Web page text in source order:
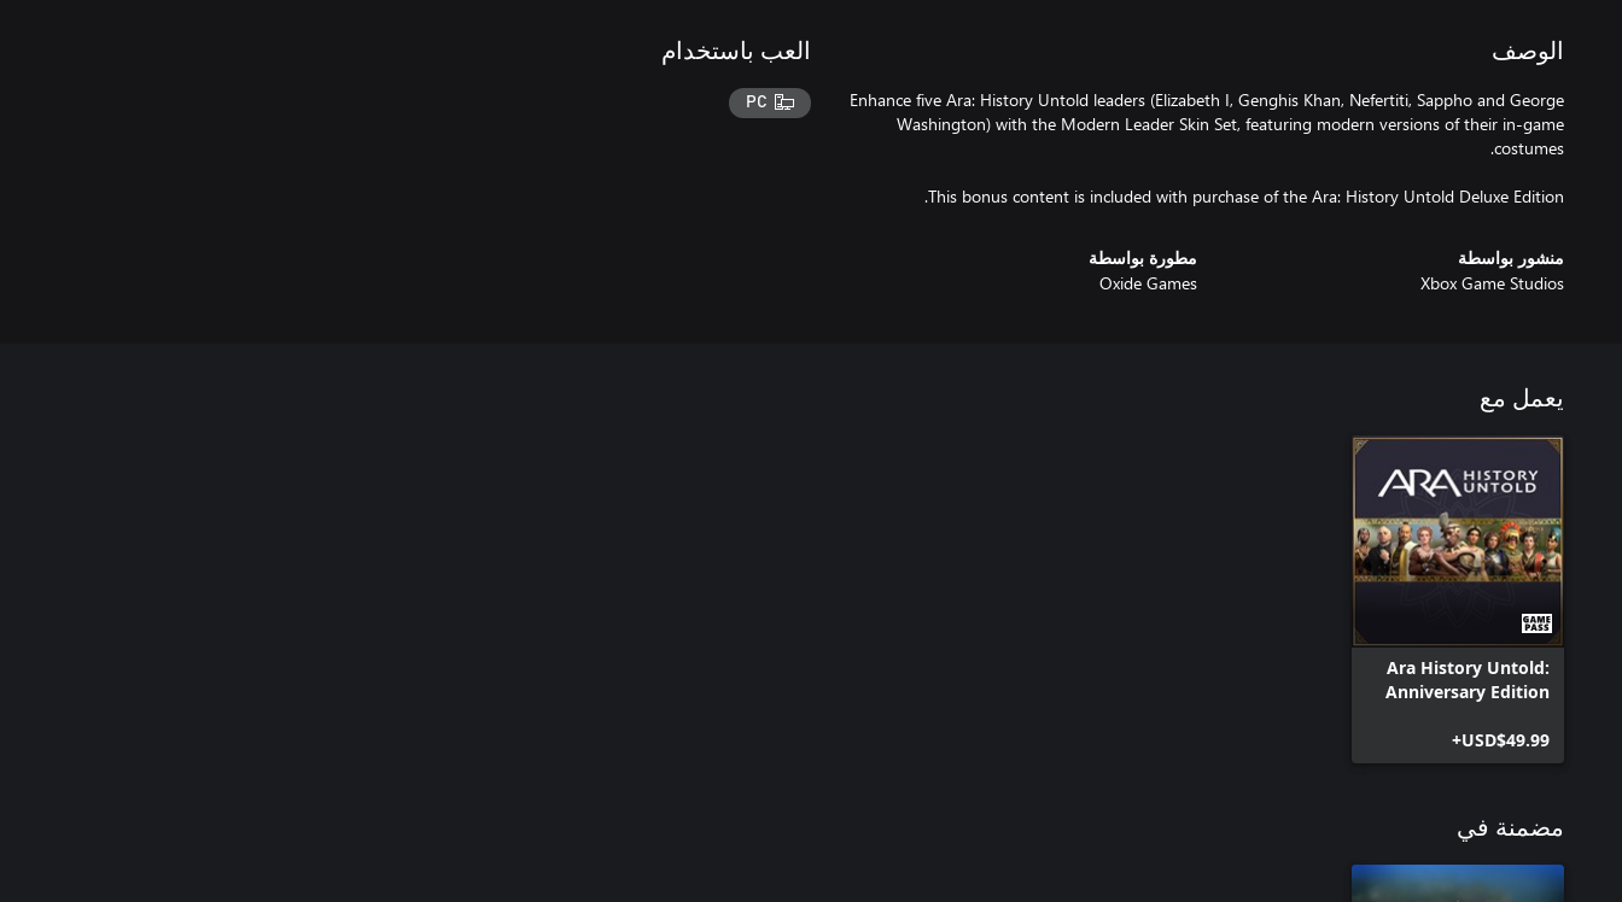
الوصف
Enhance five Ara: History Untold leaders (Elizabeth I, Genghis Khan, Nefertiti, Sappho and George
Washington) with the Modern Leader Skin Set, featuring modern versions of their in-game
This bonus content is included with purchase of the Ara: History Untold Deluxe Edition.
منشور بواسطة
Xbox Game Studios
مطورة بواسطة
Oxide Games
العب باستخدام
PC
يعمل مع
Ara History Untold:
Anniversary Edition
USD$49.99+
مضمنة في